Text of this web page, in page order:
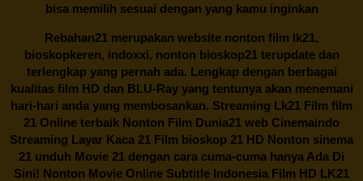
bisa memilih sesuai dengan yang kamu inginkan
Rebahan21 merupakan website nonton film lk21,
bioskopkeren, indoxxi, nonton bioskop21 terupdate dan
terlengkap yang pernah ada. Lengkap dengan berbagai
kualitas film HD dan BLU-Ray yang tentunya akan menemani
hari-hari anda yang membosankan. Streaming Lk21 Film film
21 Online terbaik Nonton Film Dunia21 web Cinemaindo
Streaming Layar Kaca 21 Film bioskop 21 HD Nonton sinema
21 unduh Movie 21 dengan cara cuma-cuma hanya Ada Di
Sini! Nonton Movie Online Subtitle Indonesia Film HD LK21